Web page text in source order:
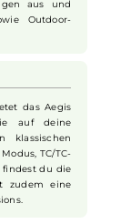
geformte
an, was für
Zudem ist das
Boost 3 Kit gegen
Gehäuse aus
aus und
sowie Outdoor-